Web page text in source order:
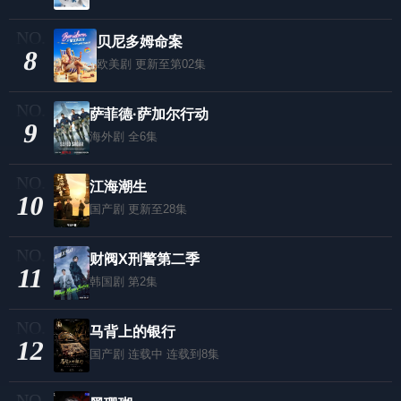
8
贝尼多姆命案
欧美剧 更新至第02集
9
萨菲德·萨加尔行动
海外剧 全6集
10
江海潮生
国产剧 更新至28集
11
财阀X刑警第二季
韩国剧 第2集
12
马背上的银行
国产剧 连载中 连载到8集